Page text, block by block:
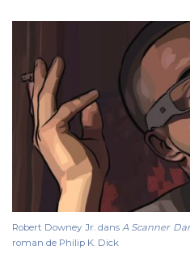
Robert Downey Jr. dans A Scanner
roman de Philip K. Dick